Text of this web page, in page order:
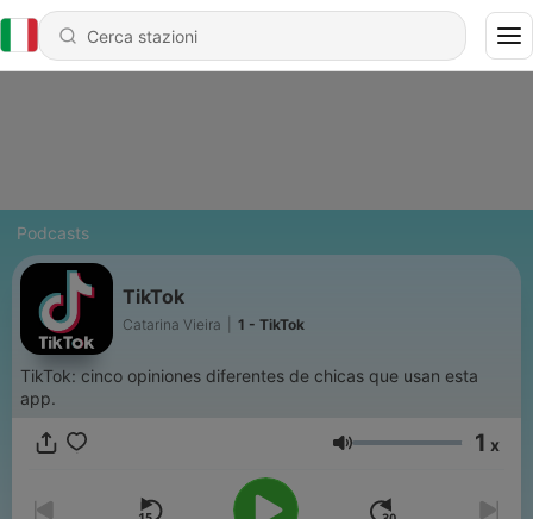
Podcasts
TikTok
Catarina Vieira 1 - TikTok
TikTok: cinco opiniones diferentes de chicas que usan esta
app.
Volume 1 x